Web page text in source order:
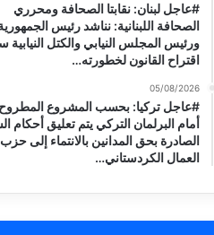
#عاجل لبنان: نقابتا الصحافة ومحرري
الصحافة اللبنانية: نناشد رئيس
ورئيس المجلس النيابي والكتل
اقتراح القانون لخطورته…
05/08/2026
#عاجل تركيا: بحسب المشروع المطروح
أمام البرلمان التركي يتم تعليق أحكام
الصادرة بحق المدانين بالانتماء إلى حزب
العمال الكردستاني…